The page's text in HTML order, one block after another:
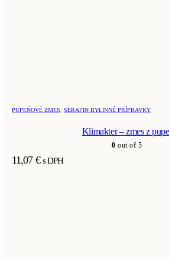
PUPEŇOVÉ ZMES SERAFIN BYLINNÉ PRÍPRAVKY
Klimakter – zmes z
0 out of 5
11,07 € s DPH